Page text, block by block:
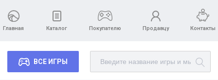
Главная Каталог Покупателю Продавцу Контакты
ВСЕ ИГРЫ